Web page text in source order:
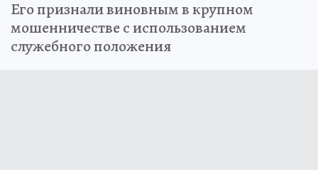
Его признали виновным в крупном
мошенничестве с использованием
служебного положения